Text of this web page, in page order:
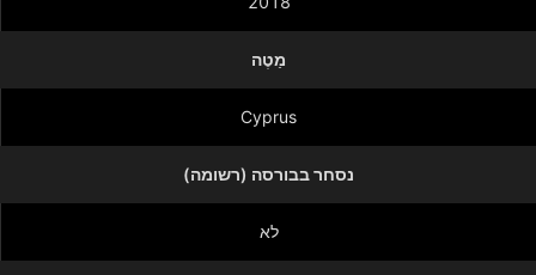
מַטֶה
Cyprus
נסחר בבורסה (רשומה)
לא